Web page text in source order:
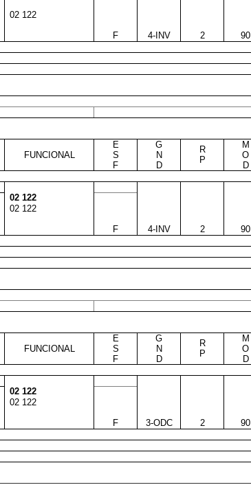
02 122
F 4-INV 2 90
FUNCIONAL
E
S
F
G
N
D
R
P
M
O
D
02 122
02 122
F 4-INV 2 90
FUNCIONAL
E
S
F
G
N
D
R
P
M
O
D
02 122
02 122
F 3-ODC 2 90